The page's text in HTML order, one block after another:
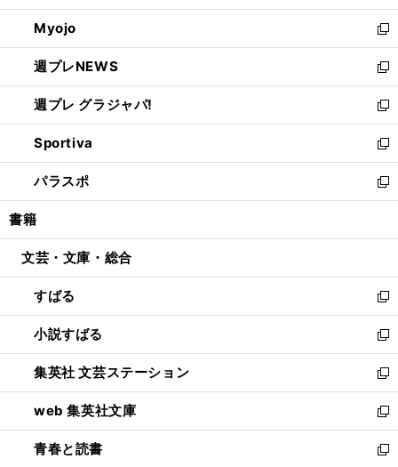
開
く
ウ
で
開
く
ン
ド
ウ
で
開
く
ウ
ィ
ン
ド
ウ
で
開
く
Myojo
新
し
い
ウ
ィ
ン
ド
ウ
で
開
週プレNEWS
新
し
い
ウ
ィ
ン
ド
ウ
開
週プレ グラジャパ!
新
し
い
ウ
ィ
ン
ウ
開
く
Sportiva
新
し
い
ウ
ン
ウ
で
開
く
パラスポ
新
し
ウ
ン
ド
ウ
で
開
く
書籍
文芸・文庫・総合
すばる
新
し
い
ウ
ィ
ン
ド
ウ
で
小説すばる
新
し
い
ウ
ィ
ン
ド
集英社 文芸ステーション
新
し
い
ウ
ィ
web 集英社文庫
新
し
い
青春と読書
新